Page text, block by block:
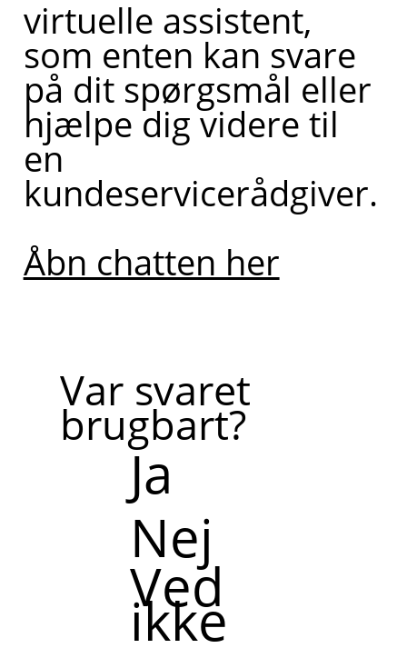
virtuelle assistent,
som enten kan svare
på dit spørgsmål eller
hjælpe dig videre til
en
kundeservicerådgiver.
Åbn chatten her
Var svaret
brugbart?
Ja
Nej
Ved
ikke